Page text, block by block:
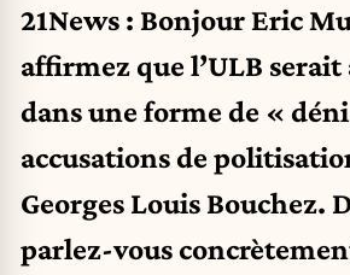
21News : Bonjour Eric
affirmez que l’ULB
dans une forme de «
accusations de
Georges Louis Bouchez.
parlez-vous